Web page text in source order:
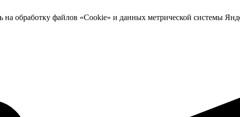
обработку файлов «Cookie» и данных метрической системы